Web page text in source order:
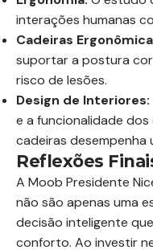
interações humanas
Cadeiras
suportar a postura
risco de lesões.
Design de Interiores:
e a funcionalidade
cadeiras desempenha
Reflexões
A Moob Presidente
não são apenas uma
decisão inteligente
conforto. Ao investir